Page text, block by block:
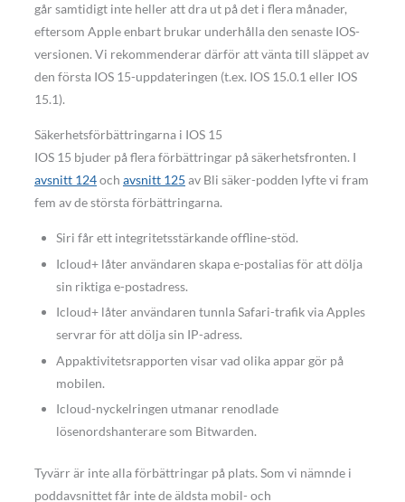
går samtidigt inte heller att dra ut på det i flera månader,
eftersom Apple enbart brukar underhålla den senaste IOS-
versionen. Vi rekommenderar därför att vänta till släppet av
den första IOS 15-uppdateringen (t.ex. IOS 15.0.1 eller IOS
15.1).
Säkerhetsförbättringarna i IOS 15
IOS 15 bjuder på flera förbättringar på säkerhetsfronten. I
avsnitt 124och avsnitt 125 av Bli säker-podden lyfte vi fram
fem av de största förbättringarna.
Siri får ett integritetsstärkande offline-stöd.
Icloud+ låter användaren skapa e-postalias för att dölja
sin riktiga e-postadress.
Icloud+ låter användaren tunnla Safari-trafik via Apples
servrar för att dölja sin IP-adress.
Appaktivitetsrapporten visar vad olika appar gör på
mobilen.
Icloud-nyckelringen utmanar renodlade
lösenordshanterare som Bitwarden.
Tyvärr är inte alla förbättringar på plats. Som vi nämnde i
poddavsnittet får inte de äldsta mobil- och